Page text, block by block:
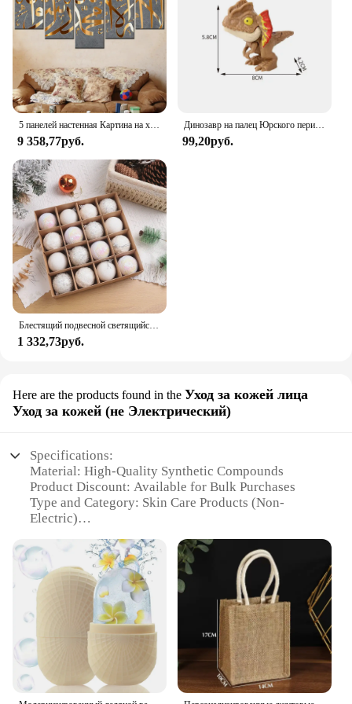
5 панелей настенная Картина на холсте Мусульманский Коран ислам настенное искусство HD плакаты домашний декор картины для гостиной декоративные картины
9 358,77руб.
Динозавр на палец Юрского периода, трицератопс, искусственные игрушки для детей, креативные динозавры на палец, Интерактивная игрушка, подарок для мальчика
99,20руб.
Блестящий подвесной светящийся фотоэлемент 6/8 см, украшение для рождественской елки, подвесной шар
1 332,73руб.
Here are the products found in the Уход за кожей лица
Уход за кожей (не Электрический)
Specifications:
Material: High-Quality Synthetic Compounds
Product Discount: Available for Bulk Purchases
Type and Category: Skin Care Products (Non-
Electric)
Usage and Purpose: Enhanced Skin Rejuvenation
Typical Adaptive Scenario: Daily Skincare Routine
Shape or Size or Weight or Quantity: Conveniently
Sized Packs for Easy Storage and Application
Performance and Property: Clinically Proven
Features:
**Revolutionary Skin Care Solution**
Discover the cutting-edge of skincare with